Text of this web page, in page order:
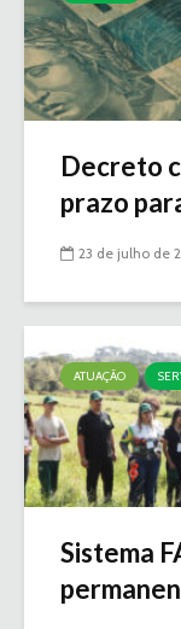
Decreto
prazo
23 de julho de
ATUAÇÃO
Sistema